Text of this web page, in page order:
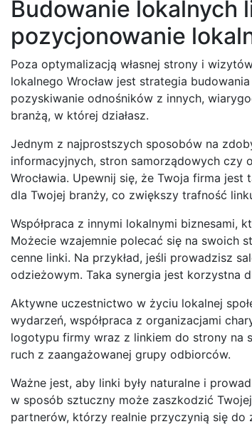
Budowanie lokalnych
pozycjonowanie
Poza optymalizacją własnej strony i
lokalnego Wrocław jest strategia
pozyskiwanie odnośników z innych,
branżą, w której działasz.
Jednym z najprostszych sposobów na
informacyjnych, stron samorządowych czy
Wrocławia. Upewnij się, że Twoja firma
dla Twojej branży, co zwiększy trafność
Współpraca z innymi lokalnymi biznesami,
Możecie wzajemnie polecać się na swoich
cenne linki. Na przykład, jeśli prowadzisz
odzieżowym. Taka synergia jest korzystna
Aktywne uczestnictwo w życiu lokalnej
wydarzeń, współpraca z organizacjami
logotypu firmy wraz z linkiem do strony na
ruch z zaangażowanej grupy odbiorców.
Ważne jest, aby linki były naturalne i
w sposób sztuczny może zaszkodzić
partnerów, którzy realnie przyczynią się do